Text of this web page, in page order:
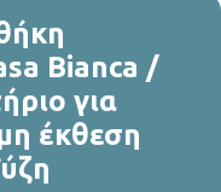
Bianca /
για
έκθεση